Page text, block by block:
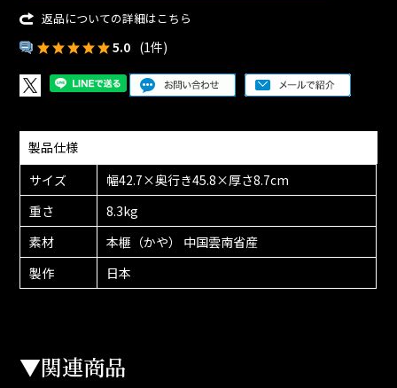
返品についての詳細はこちら
5.0 (1件)
製品仕様
サイズ
幅42.7×奥行き45.8×厚さ8.7cm
重さ
8.3kg
素材
本榧（かや） 中国雲南省産
製作
日本
▼関連商品